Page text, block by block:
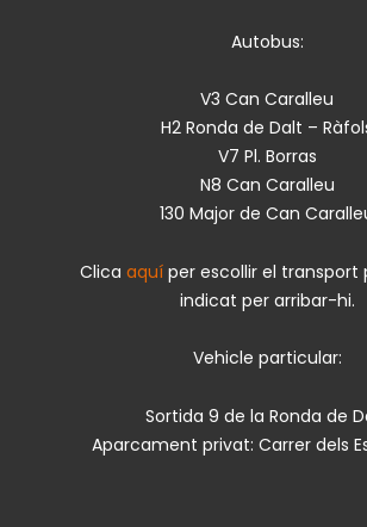
Autobus:
V3 Can Caralleu
H2 Ronda de Dalt –
V7 Pl. Borras
N8 Can Caralleu
130 Major de Can
Clica aquí per escollir el transport
indicat per arribar-hi.
Vehicle particular:
Sortida 9 de la Ronda de
Aparcament privat: Carrer dels